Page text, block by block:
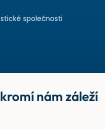
společnosti
nám záleží